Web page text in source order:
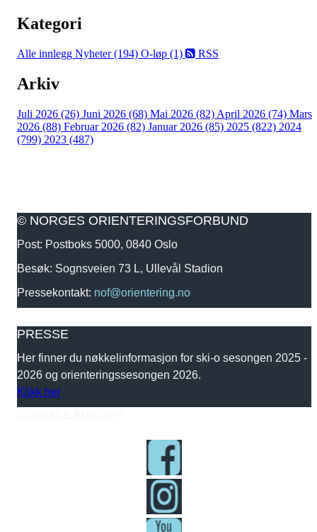
Kategori
Alle innlegg Nyheter (194) O-løp (1) RSS
Arkiv
Juli 2026 (26) Juni 2026 (68) Mai 2026 (82) April 2026 (74) Mars
2026 (88) Februar 2026 (82) Januar 2026 (85) 2025 (822) 2024
(799) 2023 (487)
© NORGES ORIENTERINGSFORBUND
Post: Postboks 5000, 0840 Oslo
Besøk: Sognsveien 73 L, Ullevål Stadion
Pressekontakt: nof@orientering.no
PRESSE
Her finner du nøkkelinformasjon for ski-o sesongen 2025 -
2026 og orienteringssesongen 2026.
Klikk her